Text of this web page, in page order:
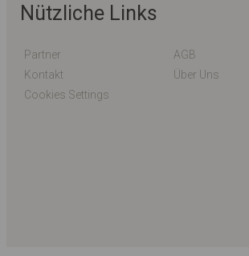
Nützliche Links
Partner
AGB
Kontakt
Über Uns
Cookies Settings